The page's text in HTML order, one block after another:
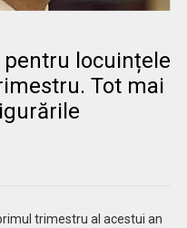
locuințele
Tot mai
trimestru al acestui an